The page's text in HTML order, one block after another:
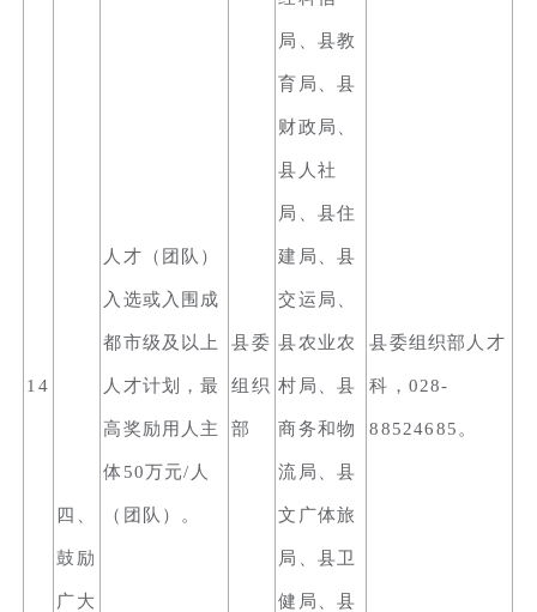
14
四、
鼓励
广大
人才（团队）
入选或入围成
都市级及以上
人才计划，最
高奖励用人主
体50万元/人
（团队）。
县委
组织
部
局、县教
育局、县
财政局、
县人社
局、县住
建局、县
交运局、
县农业农
村局、县
商务和物
流局、县
文广体旅
局、县卫
健局、县
县委组织部人才
科，028-
88524685。